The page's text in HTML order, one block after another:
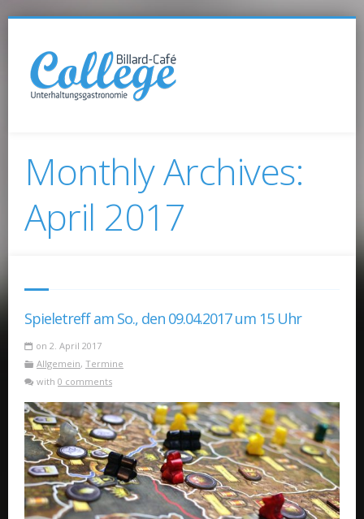
Monthly Archives:
April 2017
Spieletreff am So., den 09.04.2017 um 15 Uhr
on 2. April 2017
Allgemein, Termine
with 0 comments